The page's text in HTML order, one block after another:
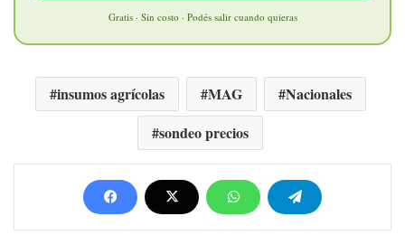
Gratis · Sin costo · Podés salir cuando quieras
insumos agrícolas MAG
Nacionales
sondeo precios